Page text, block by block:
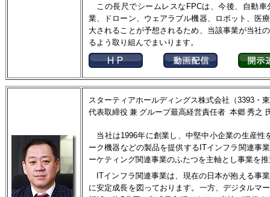
この長尺でシームレスなFPCは、今後、自動車
業、ドローン、ウェアラブル機器、ロボット、医
大されることが予想されるため、当該事業が当社
るよう取り組んでまいります。
スターティアホールディングス株式会社（3393・
代表取締役 兼 グループ最高経営責任者 本郷 秀之
当社は1996年に創業し、中堅中小企業の生産性
ーク機器などの製品を提供するITインフラ関連事
ーケティング関連事業のふたつを主軸とし事業を
ITインフラ関連事業は、現在の日本が抱える事
に安定成長を図っております。一方、デジタルマ